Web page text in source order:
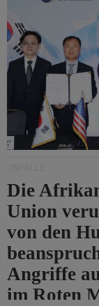
Die
Union
von den
Angriffe
im Roten